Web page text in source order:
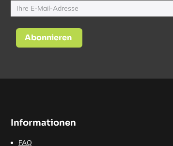
Abonnieren
Informationen
FAQ